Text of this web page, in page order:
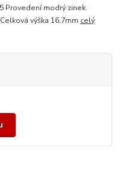
Provedení modrý zinek.
výška 16,7mm celý